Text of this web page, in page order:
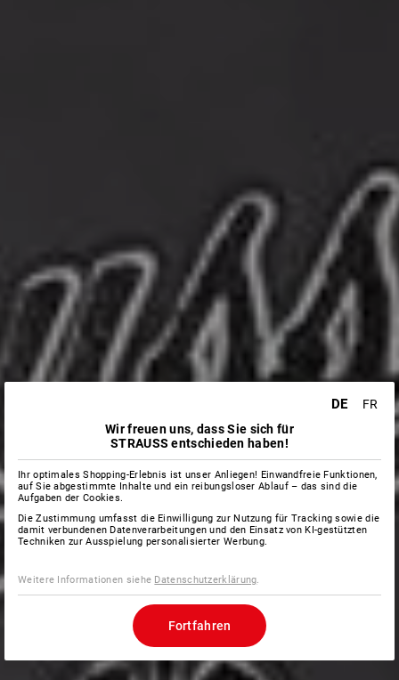
DE
FR
Wir freuen uns, dass Sie sich für
STRAUSS entschieden haben!
Ihr optimales Shopping-Erlebnis ist unser Anliegen! Einwandfreie Funktionen,
auf Sie abgestimmte Inhalte und ein reibungsloser Ablauf – das sind die
Aufgaben der Cookies.
Die Zustimmung umfasst die Einwilligung zur Nutzung für Tracking sowie die
damit verbundenen Datenverarbeitungen und den Einsatz von KI-gestützten
Techniken zur Ausspielung personalisierter Werbung.
Weitere Informationen siehe Datenschutzerklärung
Fortfahren